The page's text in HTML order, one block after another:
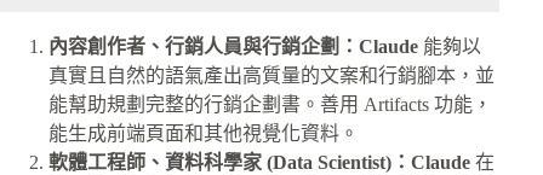
內容創作者、行銷人員與行銷企劃：Claude 能夠以
真實且自然的語氣產出高質量的文案和行銷腳本，並
能幫助規劃完整的行銷企劃書。善用 Artifacts 功能，
能生成前端頁面和其他視覺化資料。
軟體工程師、資料科學家 (Data Scientist)：Claude 在